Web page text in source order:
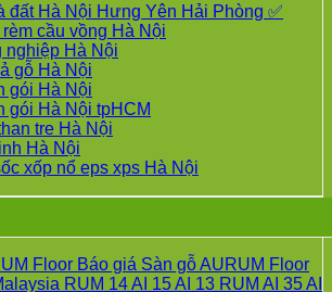
đất Hà Nội Hưng Yên Hải Phòng ✅
cầu vồng Hà Nội
nghiệp Hà Nội
gỗ Hà Nội
gói Hà Nội
gói Hà Nội tpHCM
tre Hà Nội
Hà Nội
xốp nổ eps xps Hà Nội
Floor Báo giá Sàn gỗ AURUM Floor
RUM 14 AI 15 AI 13 RUM AI 35 AI